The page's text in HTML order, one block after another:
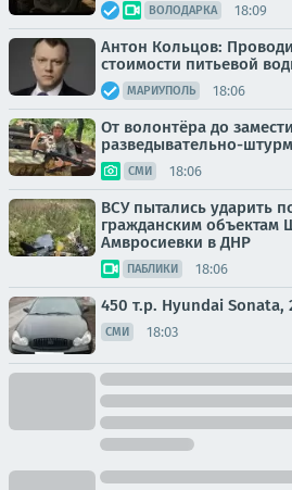
ВОЛОДАРКА 18:09
Антон Кольцов:
стоимости питьевой
МАРИУПОЛЬ 18:06
От волонтёра до
разведывательно-
СМИ 18:06
ВСУ пытались ударить
гражданским объектам
Амвросиевки в ДНР
ПАБЛИКИ 18:06
450 т.p. Hyundai Sonata,
СМИ 18:03